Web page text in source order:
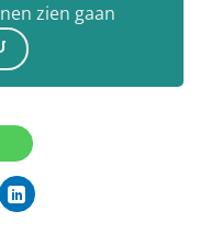
zien gaan